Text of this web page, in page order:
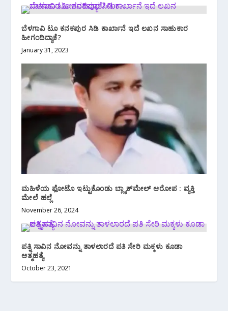
ಬೆಳಗಾವಿ ಟೂ ಕನಕಪುರ ಸಿಡಿ ಕಾರ್ಖಾನೆ ಇದೆ ಲಖನ ಸಾಹುಕಾರ
ಹೀಗಂದಿದ್ಯಾಕೆ?
January 31, 2023
ಮಹಿಳೆಯ ಫೋಟೊ ಇಟ್ಟುಕೊಂಡು ಬ್ಲ್ಯಾಕ್‌ಮೇಲ್ ಆರೋಪ : ವ್ಯಕ್ತಿ
ಮೇಲೆ ಹಲ್ಲೆ
November 26, 2024
ಪತ್ನಿ ಸಾವಿನ ನೋವನ್ನು ತಾಳಲಾರದೆ ಪತಿ ಸೇರಿ ಮಕ್ಕಳು ಕೂಡಾ
ಆತ್ಮಹತ್ಯೆ
October 23, 2021